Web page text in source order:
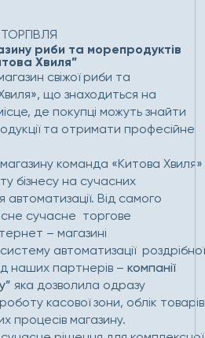
риби та морепродуктів
Хвиля”
ТОРГІВЛЯ
свіжої риби та
що знаходиться на
де покупці можуть знайти
та отримати професійне
команда «Китова Хвиля»
бізнесу на сучасних
автоматизації. Від самого
сучасне торгове
– магазині
автоматизації роздрібної
наших партнерів – компанії
яка дозволила одразу
касової зони, облік товарів
процесів магазину.